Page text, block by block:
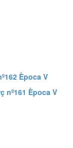
Època V
nº161 Època V